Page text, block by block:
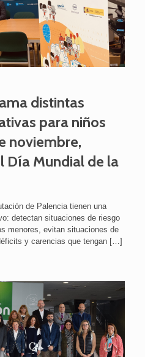
distintas
para niños
noviembre,
Día Mundial de la
de Palencia tienen una
detectan situaciones de riesgo
menores, evitan situaciones de
y carencias que tengan […]